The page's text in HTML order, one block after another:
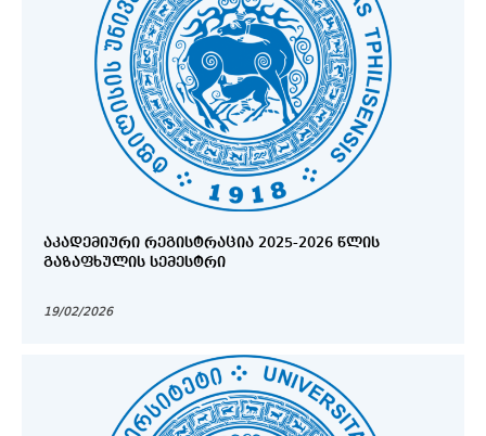
ᲐᲙᲐᲓᲔᲛᲘᲣᲠᲘ ᲠᲔᲒᲘᲡᲢᲠᲐᲪᲘᲐ 2025-2026 ᲬᲚᲘᲡ
ᲒᲐᲖᲐᲤᲮᲣᲚᲘᲡ ᲡᲔᲛᲔᲡᲢᲠᲘ
19/02/2026